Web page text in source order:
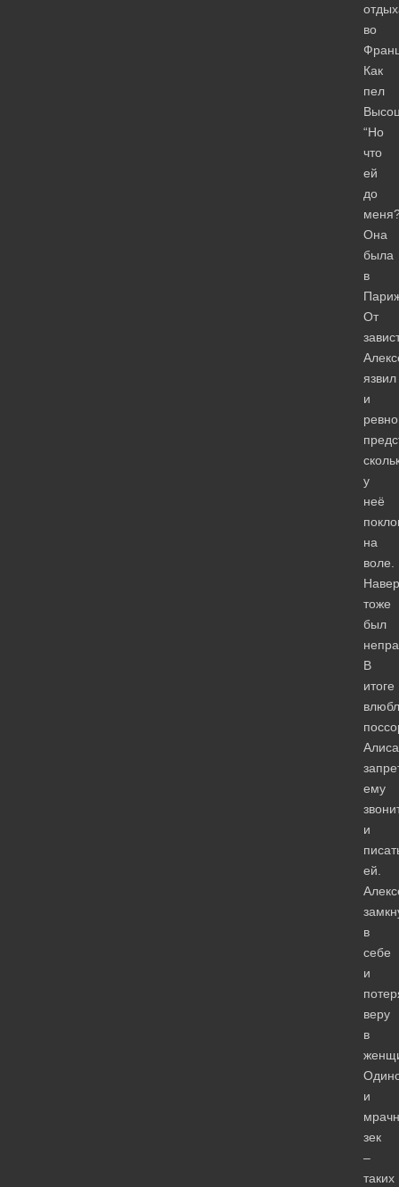
во
Как
пел
“Но
что
ей
до
Она
была
в
От
язвил
и
у
неё
на
воле.
тоже
был
В
итоге
Алиса
ему
и
ей.
в
себе
и
веру
в
и
зек
–
таких